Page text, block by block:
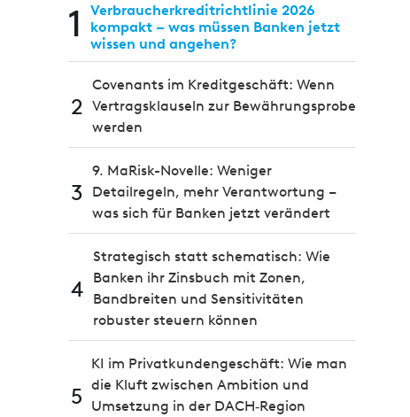
1
Verbraucherkreditrichtlinie 2026
kompakt – was müssen Banken jetzt
wissen und angehen?
2
Covenants im Kreditgeschäft: Wenn
Vertragsklauseln zur Bewährungsprobe
werden
3
9. MaRisk-Novelle: Weniger
Detailregeln, mehr Verantwortung –
was sich für Banken jetzt verändert
4
Strategisch statt schematisch: Wie
Banken ihr Zinsbuch mit Zonen,
Bandbreiten und Sensitivitäten
robuster steuern können
5
KI im Privatkundengeschäft: Wie man
die Kluft zwischen Ambition und
Umsetzung in der DACH‑Region